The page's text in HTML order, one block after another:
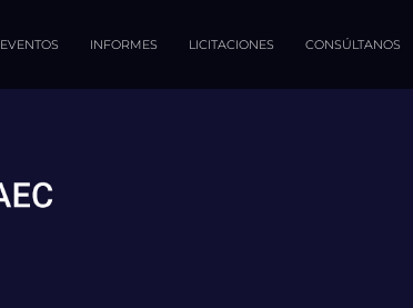
EVENTOS INFORMES LICITACIONES CONSÚLTANOS